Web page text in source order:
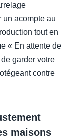
un acompte au
tout en
« En attente de
garder votre
contre
maisons